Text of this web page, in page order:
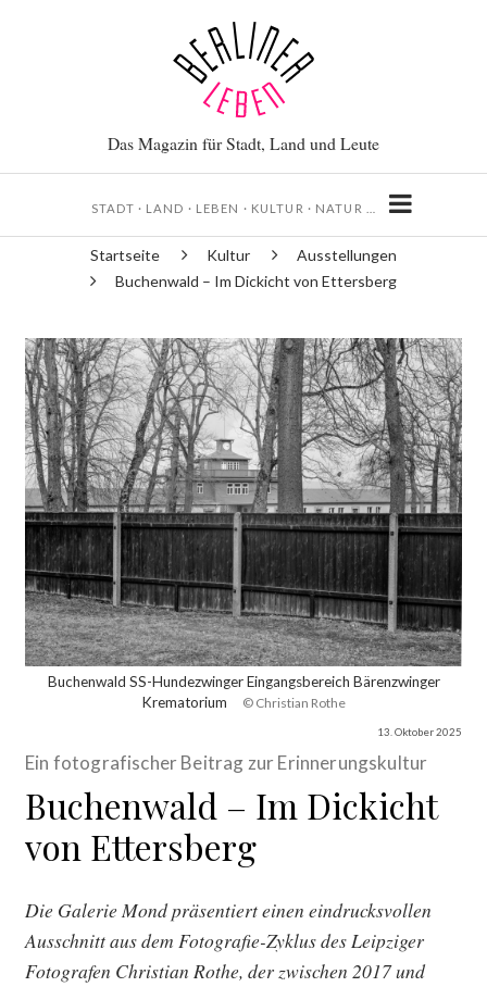
Das Magazin für Stadt, Land und Leute
STADT · LAND · LEBEN · KULTUR · NATUR …
Pfadnavigation
Startseite Kultur
Ausstellungen
Buchenwald – Im Dickicht von Ettersberg
Buchenwald SS-Hundezwinger Eingangsbereich Bärenzwinger
Krematorium
© Christian Rothe
13. Oktober 2025
Ein fotografischer Beitrag zur Erinnerungskultur
Buchenwald – Im Dickicht
von Ettersberg
Die Galerie Mond präsentiert einen eindrucksvollen
Ausschnitt aus dem Fotografie-Zyklus des Leipziger
Fotografen Christian Rothe, der zwischen 2017 und